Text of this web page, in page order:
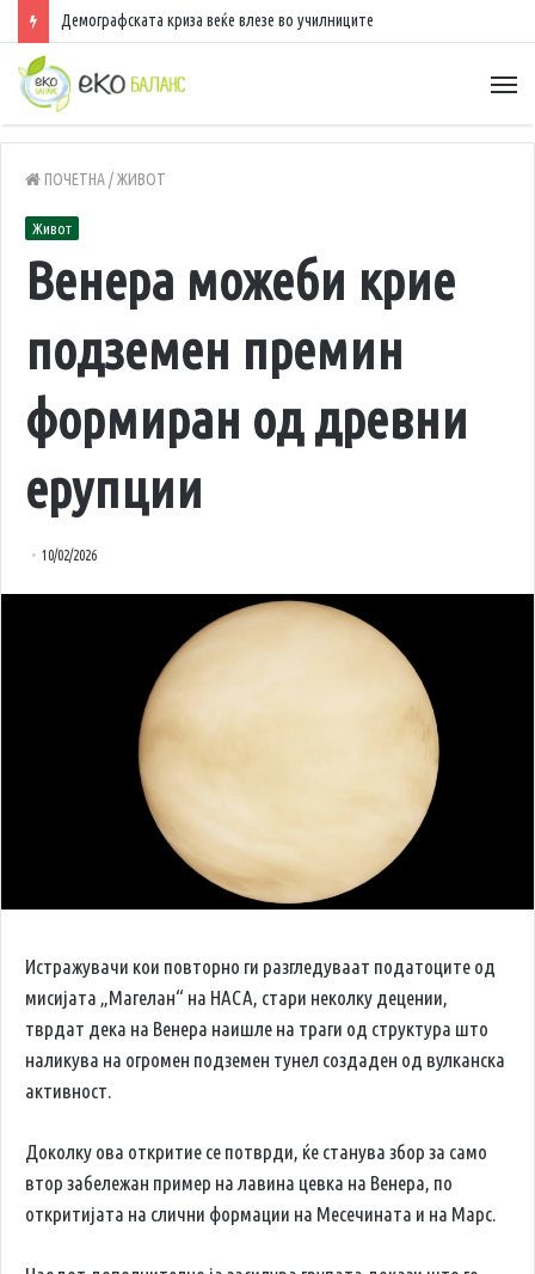
Демографската криза веќе влезе во училниците
ПОЧЕТНА/ЖИВОТ
Живот
Венера можеби крие
подземен премин
формиран од древни
ерупции
10/02/2026
Истражувачи кои повторно ги разгледуваат податоците од
мисијата „Магелан“ на НАСА, стари неколку децении,
тврдат дека на Венера наишле на траги од структура што
наликува на огромен подземен тунел создаден од вулканска
активност.
Доколку ова откритие се потврди, ќе станува збор за само
втор забележан пример на лавина цевка на Венера, по
откритијата на слични формации на Месечината и на Марс.